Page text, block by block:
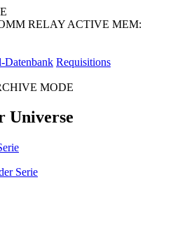
RELAY ACTIVE MEM:
Datenbank Requisitions
MODE
Universe
Serie